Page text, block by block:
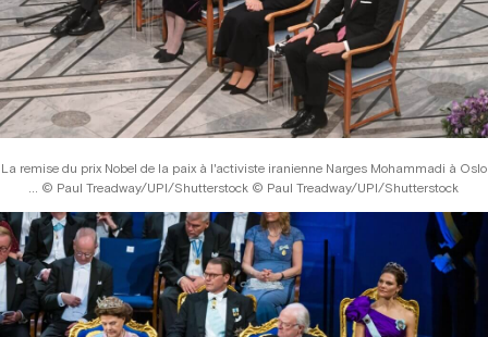
La remise du prix Nobel de la paix à l'activiste iranienne Narges Mohammadi à Oslo
... © Paul Treadway/UPI/Shutterstock © Paul Treadway/UPI/Shutterstock